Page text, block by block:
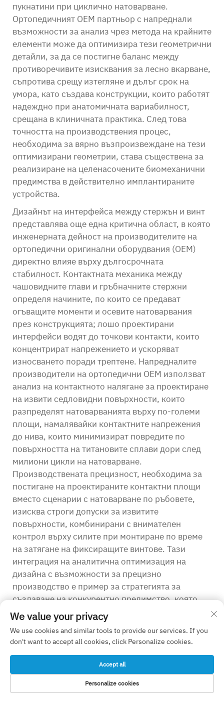
пукнатини при циклично натоварване.
Ортопедичният OEM партньор с напреднали
възможности за анализ чрез метода на крайните
елементи може да оптимизира тези геометрични
детайли, за да се постигне баланс между
противоречивите изисквания за лесно вкарване,
съпротива срещу изтегляне и дълъг срок на
умора, като създава конструкции, които работят
надеждно при анатомичната вариабилност,
срещана в клиничната практика. След това
точността на производствения процес,
необходима за вярно възпроизвеждане на тези
оптимизирани геометрии, става съществена за
реализиране на целенасочените биомеханични
предимства в действително имплантираните
устройства.
Дизайнът на интерфейса между стержън и винт
представлява още една критична област, в която
инженерната дейност на производителите на
ортопедични оригинални оборудвания (OEM)
директно влияе върху дългосрочната
стабилност. Контактната механика между
чашовидните глави и гръбначните стержни
определя начините, по които се предават
огъващите моменти и осевите натоварвания
през конструкцията; лошо проектирани
интерфейси водят до точкови контакти, които
концентрират напрежението и ускоряват
износването поради трептене. Напредналите
производители на ортопедични OEM използват
анализ на контактното налягане за проектиране
на извити седловидни повърхности, които
разпределят натоварванията върху по-големи
площи, намалявайки контактните напрежения
до нива, които минимизират повредите по
повърхността на титановите сплави дори след
милиони цикли на натоварване.
Производствената прецизност, необходима за
постигане на проектираните контактни площи
вместо сценарии с натоварване по ръбовете,
изисква строги допуски за извитите
повърхности, комбинирани с внимателен
контрол върху силите при монтиране по време
на затягане на фиксиращите винтове. Тази
интеграция на аналитична оптимизация на
дизайна с възможности за прецизно
производство е пример за стратегията за
създаване на конкурентно предимство, която
отличава водещите производители на
ортопедични OEM от доставчиците на стокови
продукти, които конкурират предимно по цена.
Съображения относно модулността и
адаптируемостта на конструкцията
Концепцията за прецизионен ров в
НАЧАЛНА
We value your privacy
We use cookies and similar tools to provide our services. If you
don't want to accept all cookies, click Personalize cookies.
Personalize cookies
Accept all